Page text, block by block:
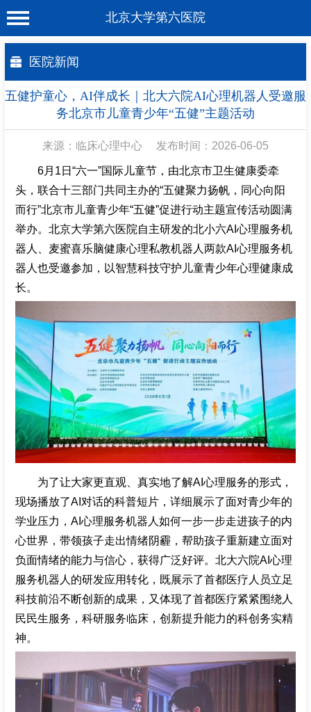
北京大学第六医院
医院概况
工作动态
专家介绍
就诊服务
科学研究
教育培训
招聘专栏
医院新闻
五健护童心，AI伴成长｜北大六院AI心理机器人受邀服
务北京市儿童青少年“五健”主题活动
来源：临床心理中心 发布时间：2026-06-05
6月1日“六一”国际儿童节，由北京市卫生健康委牵
头，联合十三部门共同主办的“五健聚力扬帆，同心向阳
而行”北京市儿童青少年“五健”促进行动主题宣传活动圆满
举办。北京大学第六医院自主研发的北小六AI心理服务机
器人、麦蜜喜乐脑健康心理私教机器人两款AI心理服务机
器人也受邀参加，以智慧科技守护儿童青少年心理健康成
长。
为了让大家更直观、真实地了解AI心理服务的形式，
现场播放了AI对话的科普短片，详细展示了面对青少年的
学业压力，AI心理服务机器人如何一步一步走进孩子的内
心世界，带领孩子走出情绪阴霾，帮助孩子重新建立面对
负面情绪的能力与信心，获得广泛好评。北大六院AI心理
服务机器人的研发应用转化，既展示了首都医疗人员立足
科技前沿不断创新的成果，又体现了首都医疗紧紧围绕人
民民生服务，科研服务临床，创新提升能力的科创务实精
神。